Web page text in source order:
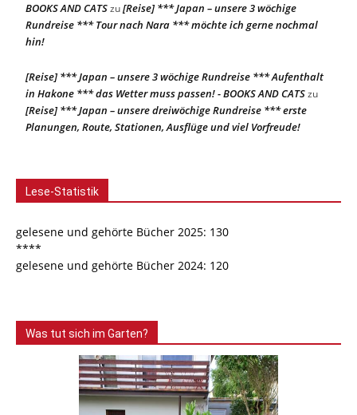
BOOKS AND CATSzu[Reise] *** Japan – unsere 3 wöchige
Rundreise *** Tour nach Nara *** möchte ich gerne nochmal
hin!
[Reise] *** Japan – unsere 3 wöchige Rundreise *** Aufenthalt
in Hakone *** das Wetter muss passen! - BOOKS AND CATSzu
[Reise] *** Japan – unsere dreiwöchige Rundreise *** erste
Planungen, Route, Stationen, Ausflüge und viel Vorfreude!
Lese-Statistik
gelesene und gehörte Bücher 2025: 130
****
gelesene und gehörte Bücher 2024: 120
Was tut sich im Garten?